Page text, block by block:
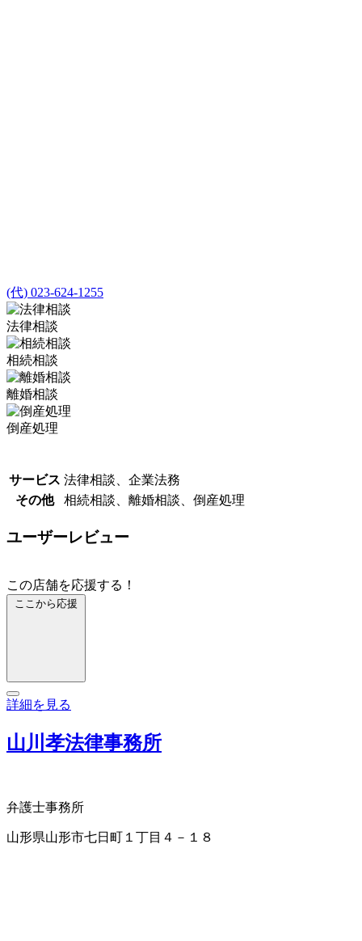
(代) 023-624-1255
法律相談
相続相談
離婚相談
倒産処理
サービス 法律相談、企業法務
その他
相続相談、離婚相談、倒産処理
ユーザーレビュー
この店舗を応援する！
ここから応援
詳細を見る
山川孝法律事務所
弁護士事務所
山形県山形市七日町１丁目４－１８